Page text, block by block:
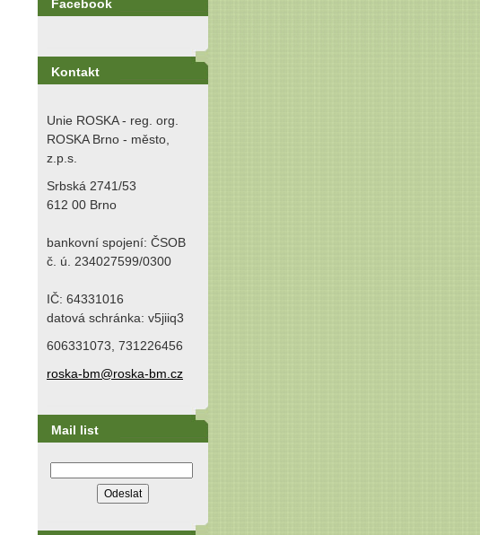
Facebook
Kontakt
Unie ROSKA - reg. org.
ROSKA Brno - město,
z.p.s.
Srbská 2741/53
612 00 Brno
bankovní spojení: ČSOB
č. ú. 234027599/0300
IČ: 64331016
datová schránka: v5jiiq3
606331073, 731226456
roska-bm@roska-bm.cz
Mail list